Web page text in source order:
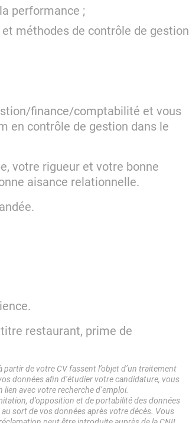
performance ;
méthodes de contrôle de gestion
finance/comptabilité et vous
en contrôle de gestion dans le
votre rigueur et votre bonne
aisance relationnelle.
restaurant, prime de
de votre CV fassent l’objet d’un traitement
données afin d’étudier votre candidature, vous
avec votre recherche d’emploi.
d’opposition et de portabilité des données
sort de vos données après votre décès. Vous